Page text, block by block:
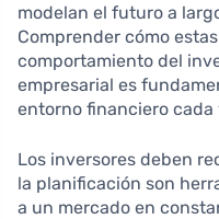
modelan el futuro a
Comprender cómo
comportamiento del
empresarial es
entorno financiero cada
Los inversores deben
la planificación son
a un mercado en